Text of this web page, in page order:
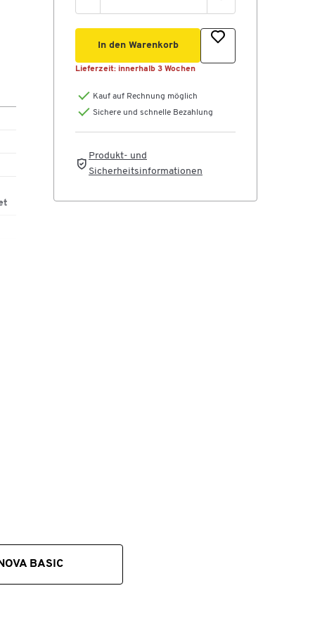
In den Warenkorb
Lieferzeit: innerhalb 3 Wochen
Kauf auf Rechnung möglich
Sichere und schnelle Bezahlung
Produkt- und
Sicherheitsinformationen
BASIC